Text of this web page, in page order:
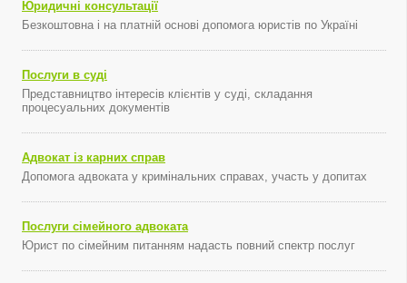
Юридичні консультації
Безкоштовна і на платній основі допомога юристів по Україні
Послуги в суді
Представництво інтересів клієнтів у суді, складання
процесуальних документів
Адвокат із карних справ
Допомога адвоката у кримінальних справах, участь у допитах
Послуги сімейного адвоката
Юрист по сімейним питанням надасть повний спектр послуг